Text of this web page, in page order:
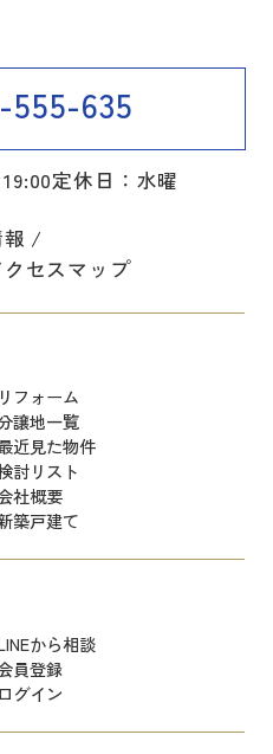
555-635
定休日：水曜
クセスマップ
リフォーム
譲地一覧
近見た物件
討リスト
社概要
築戸建て
から相談
員登録
ログイン